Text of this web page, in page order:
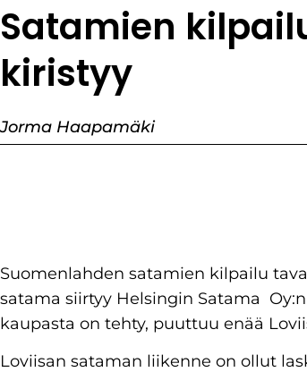
Satamien
kiristyy
Jorma Haapamäki
Suomenlahden satamien kilpailu
satama siirtyy Helsingin Satama
kaupasta on tehty, puuttuu enää
Loviisan sataman liikenne on ollut